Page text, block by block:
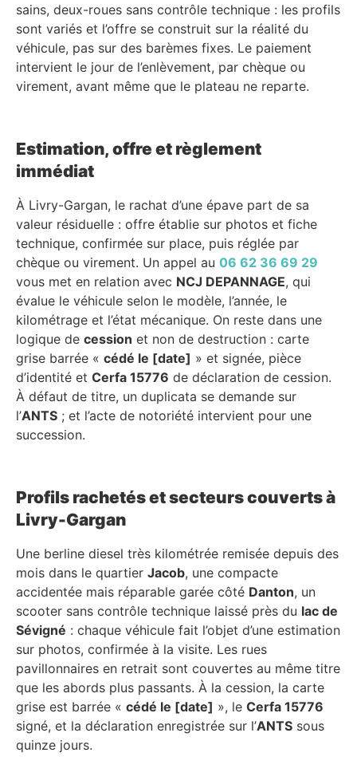
sains, deux-roues sans contrôle technique : les profils
sont variés et l’offre se construit sur la réalité du
véhicule, pas sur des barèmes fixes. Le paiement
intervient le jour de l’enlèvement, par chèque ou
virement, avant même que le plateau ne reparte.
Estimation, offre et règlement
immédiat
À Livry-Gargan, le rachat d’une épave part de sa
valeur résiduelle : offre établie sur photos et fiche
technique, confirmée sur place, puis réglée par
chèque ou virement. Un appel au 06 62 36 69 29
vous met en relation avec NCJ DEPANNAGE, qui
évalue le véhicule selon le modèle, l’année, le
kilométrage et l’état mécanique. On reste dans une
logique de cession et non de destruction : carte
grise barrée « cédé le [date] » et signée, pièce
d’identité et Cerfa 15776 de déclaration de cession.
À défaut de titre, un duplicata se demande sur
l’ANTS ; et l’acte de notoriété intervient pour une
succession.
Profils rachetés et secteurs couverts à
Livry-Gargan
Une berline diesel très kilométrée remisée depuis des
mois dans le quartier Jacob, une compacte
accidentée mais réparable garée côté Danton, un
scooter sans contrôle technique laissé près du lac de
Sévigné : chaque véhicule fait l’objet d’une estimation
sur photos, confirmée à la visite. Les rues
pavillonnaires en retrait sont couvertes au même titre
que les abords plus passants. À la cession, la carte
grise est barrée « cédé le [date] », le Cerfa 15776
signé, et la déclaration enregistrée sur l’ANTS sous
quinze jours.